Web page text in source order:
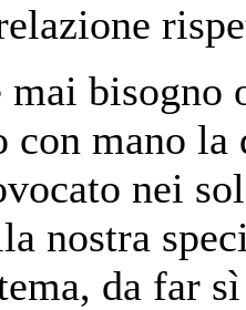
mai
con mano la
nei
nostra
da far